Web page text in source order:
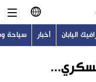
日本語 اليابان أخبار سياحة